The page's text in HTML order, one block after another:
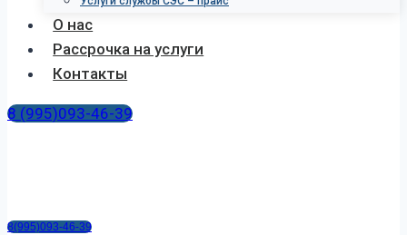
О нас
Рассрочка на услуги
Контакты
8 (995)093-46-39
8(995)093-46-39